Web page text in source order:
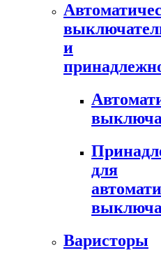
и
для
Варисторы